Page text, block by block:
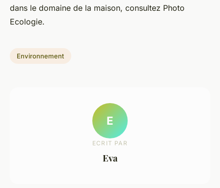
dans le domaine de la maison, consultez Photo
Ecologie.
Environnement
E
ECRIT PAR
Eva